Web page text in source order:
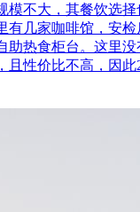
模不大，其餐饮选
有几家咖啡馆，安
助热食柜台。这里
且性价比不高，因此